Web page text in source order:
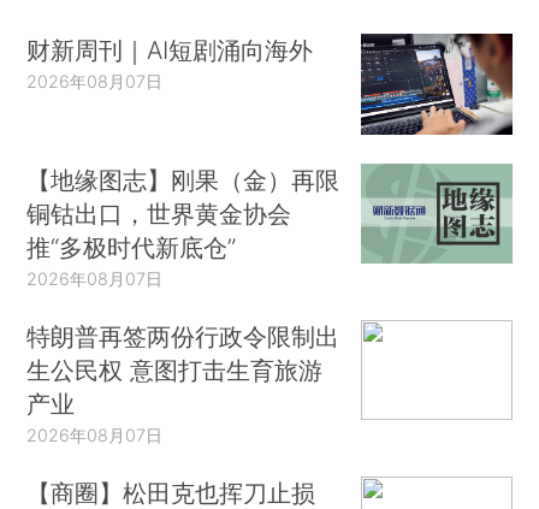
财新周刊｜AI短剧涌向海外
2026年08月07日
【地缘图志】刚果（金）再限
铜钴出口，世界黄金协会
推“多极时代新底仓”
2026年08月07日
特朗普再签两份行政令限制出
生公民权 意图打击生育旅游
产业
2026年08月07日
【商圈】松田克也挥刀止损